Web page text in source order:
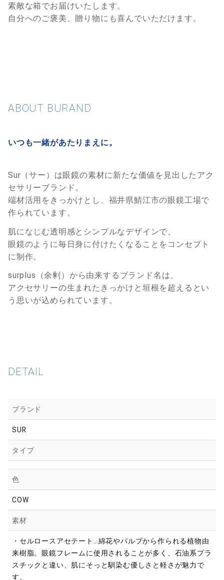
素敵な箱でお届けいたします。
自分へのご褒美、贈り物にも喜んでいただけます。
ABOUT BURAND
いつも一緒があたりまえに。
Sur（サー）は眼鏡の素材に新たな価値を見出したアク
セサリーブランド。
端材活用をきっかけとし、福井県鯖江市の眼鏡工場で
作られています。
肌になじむ透明感とシンプルなデザインで、
眼鏡のように毎日身に付けたくなることをコンセプト
に制作。
surplus（余剰）から由来するブランド名は、
アクセサリーの生まれたきっかけと垣根を超えるとい
う思いが込められています。
DETAIL
ブランド
SUR
タイプ
色
COW
素材
・セルロースアセテート…綿花やパルプから作られる植物由
来樹脂。眼鏡フレームに使用されることが多く、石油系プラ
スチックと違い、肌にそっと馴染む優しさと軽さが魅力で
す。